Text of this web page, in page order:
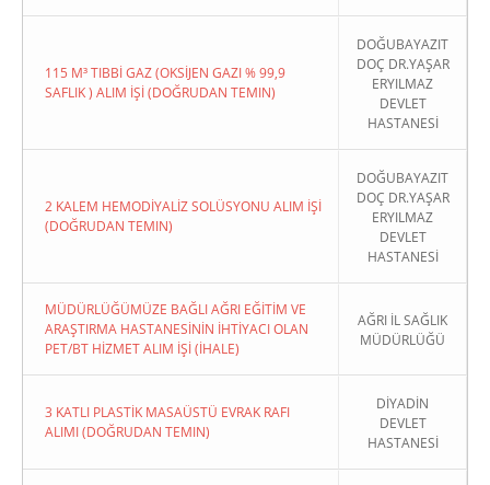
115 M³ TIBBİ GAZ (OKSİJEN GAZI % 99,9
SAFLIK ) ALIM İŞİ (DOĞRUDAN TEMIN)
DOĞUBAYAZIT
DOÇ DR.YAŞAR
ERYILMAZ
DEVLET
HASTANESİ
2 KALEM HEMODİYALİZ SOLÜSYONU ALIM İŞİ
(DOĞRUDAN TEMIN)
DOĞUBAYAZIT
DOÇ DR.YAŞAR
ERYILMAZ
DEVLET
HASTANESİ
MÜDÜRLÜĞÜMÜZE BAĞLI AĞRI EĞİTİM VE
ARAŞTIRMA HASTANESİNİN İHTİYACI OLAN
PET/BT HİZMET ALIM İŞİ (İHALE)
AĞRI İL SAĞLIK
MÜDÜRLÜĞÜ
3 KATLI PLASTİK MASAÜSTÜ EVRAK RAFI
ALIMI (DOĞRUDAN TEMIN)
DİYADİN
DEVLET
HASTANESİ